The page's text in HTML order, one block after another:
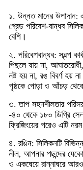
১. উন্নত মানের উপাদান:
গ্রেড পরিবেশ-বান্ধব
বেশি।
২. পরিবেশবান্ধব: স্বল্প
পিছলে যায় না,
নষ্ট হয় না, রঙ বিবর্ণ হয়
পৃষ্ঠকে পোড়া ও আঁচড়
৩. তাপ সহনশীলতার
-৪০ থেকে ১৮০ ডিগ্রি
ফ্রিজিংয়ের পরেও এটি
৪. রঙিন: সিলিকনটি
নীল, আপনার পছন্দের
ও একঘেয়ে রান্নাঘরে